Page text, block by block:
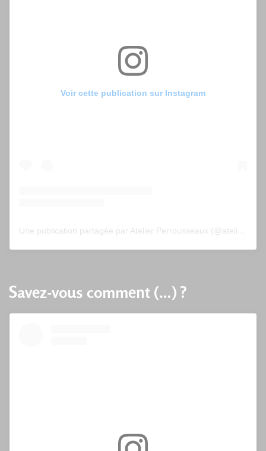
Voir cette publication sur Instagram
Savez-vous comment (…) ?